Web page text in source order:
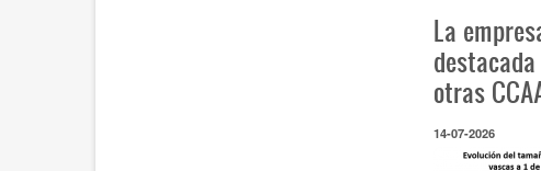
no
se
en
La
otras
14-07-2026